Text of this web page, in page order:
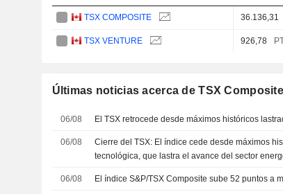
TSX COMPOSITE 36.136,31
TSX VENTURE 926,78
Últimas noticias acerca de TSX Composite
06/08 El TSX retrocede desde máximos históricos
06/08
Cierre del TSX: El índice cede desde máximos
tecnológica, que lastra el avance del sector
06/08 El índice S&P/TSX Composite sube 52 puntos a